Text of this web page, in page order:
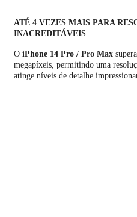
ATÉ 4 VEZES MAIS PARA
INACREDITÁVEIS
O iPhone 14 Pro / Pro Max
megapíxeis, permitindo uma
atinge níveis de detalhe